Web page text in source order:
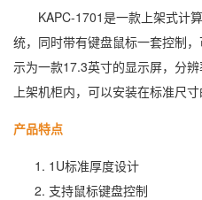
KAPC-1701是一款上架式计算
统，同时带有键盘鼠标一套控制
示为一款17.3英寸的显示屏，分
上架机柜内，可以安装在标准尺寸
产品特点
1U标准厚度设计
支持鼠标键盘控制